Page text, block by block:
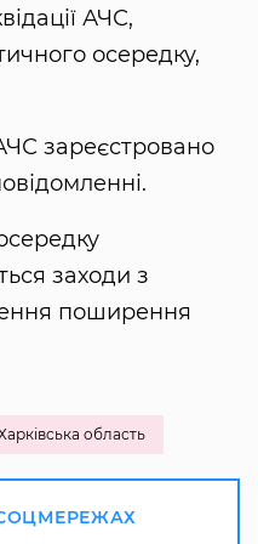
АЧС,
осередку,
зареєстровано
заходи з
поширення
область